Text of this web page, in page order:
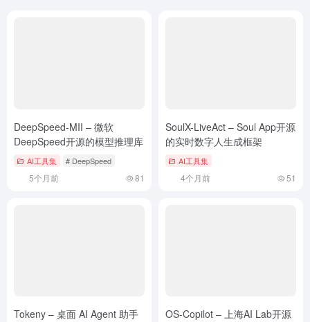
DeepSpeed-MII – 微软
DeepSpeed开源的模型推理库
AI工具集 # DeepSpeed
5个月前 81
SoulX-LiveAct – Soul App开源
的实时数字人生成框架
AI工具集
4个月前 51
Tokeny – 桌面 AI Agent 助手
OS-Copilot – 上海AI Lab开源